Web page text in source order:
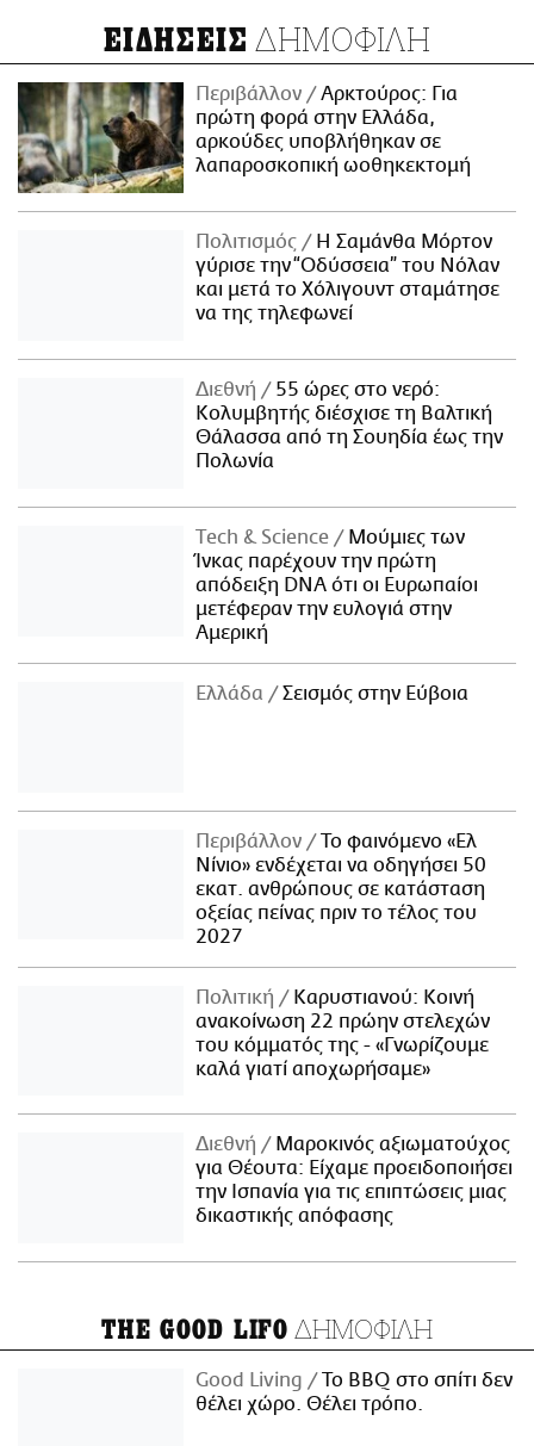
ΕΙΔΗΣΕΙΣ ΔΗΜΟΦΙΛΗ
Περιβάλλον
Αρκτούρος: Για
πρώτη φορά στην Ελλάδα,
αρκούδες υποβλήθηκαν σε
λαπαροσκοπική ωοθηκεκτομή
Πολιτισμός
Η Σαμάνθα Μόρτον
γύρισε την “Οδύσσεια” του Νόλαν
και μετά το Χόλιγουντ σταμάτησε
να της τηλεφωνεί
Διεθνή
55 ώρες στο νερό:
Κολυμβητής διέσχισε τη Βαλτική
Θάλασσα από τη Σουηδία έως την
Πολωνία
Τech & Science
Μούμιες των
Ίνκας παρέχουν την πρώτη
απόδειξη DNA ότι οι Ευρωπαίοι
μετέφεραν την ευλογιά στην
Αμερική
Ελλάδα Σεισμός στην Εύβοια
Περιβάλλον
Το φαινόμενο «Ελ
Νίνιο» ενδέχεται να οδηγήσει 50
εκατ. ανθρώπους σε κατάσταση
οξείας πείνας πριν το τέλος του
2027
Πολιτική
Καρυστιανού: Κοινή
ανακοίνωση 22 πρώην στελεχών
του κόμματός της - «Γνωρίζουμε
καλά γιατί αποχωρήσαμε»
Διεθνή
Μαροκινός αξιωματούχος
για Θέουτα: Είχαμε προειδοποιήσει
την Ισπανία για τις επιπτώσεις μιας
δικαστικής απόφασης
THE GOOD LIFO ΔΗΜΟΦΙΛΗ
Good Living
Το BBQ στο σπίτι δεν
θέλει χώρο. Θέλει τρόπο.